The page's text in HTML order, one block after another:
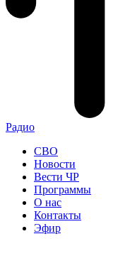
Радио
СВО
Новости
Вести ЧР
Программы
О нас
Контакты
Эфир